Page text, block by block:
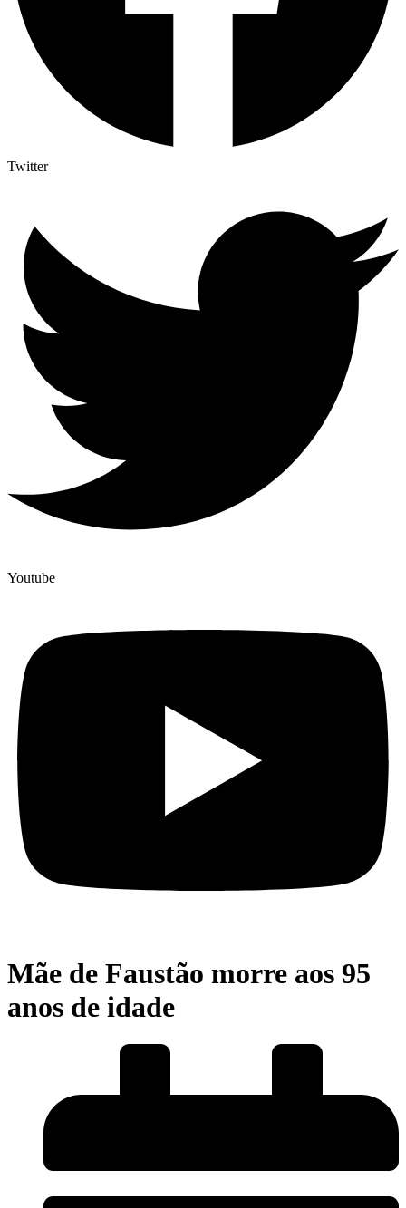
Twitter
Youtube
Mãe de Faustão morre aos 95
anos de idade